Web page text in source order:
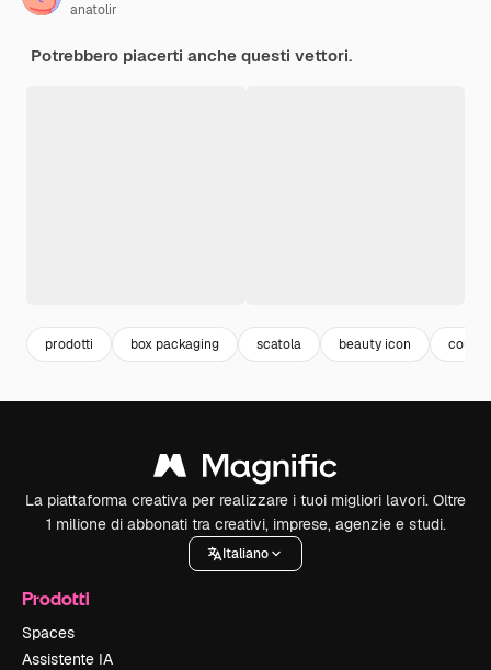
anatolir
Potrebbero piacerti anche questi vettori.
prodotti box packaging scatola beauty icon
La piattaforma creativa per realizzare i tuoi migliori lavori. Oltre
1 milione di abbonati tra creativi, imprese, agenzie e studi.
Italiano
Prodotti
Spaces
Assistente IA